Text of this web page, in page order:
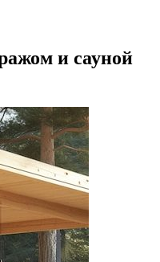
и сауной